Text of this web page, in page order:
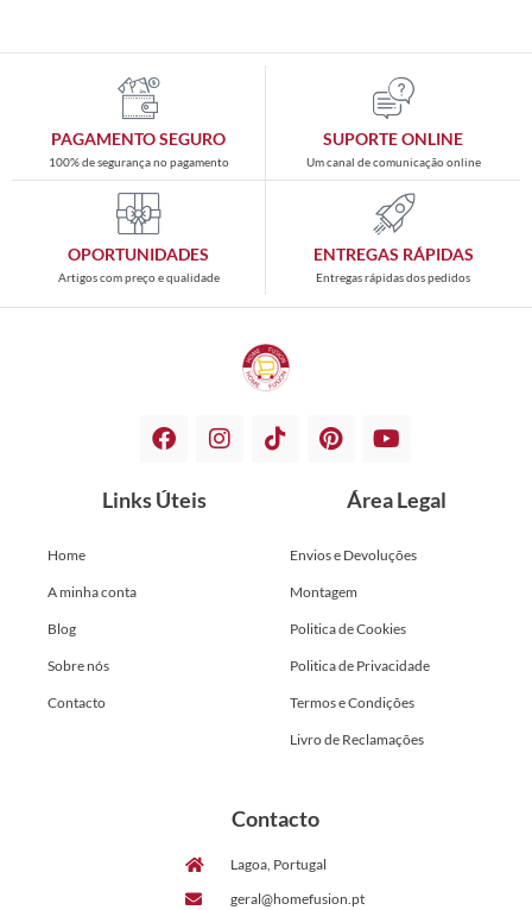
PAGAMENTO SEGURO
100% de segurança no pagamento
SUPORTE ONLINE
Um canal de comunicação online
OPORTUNIDADES
Artigos com preço e qualidade
ENTREGAS RÁPIDAS
Entregas rápidas dos pedidos
Links Úteis
Home
A minha conta
Blog
Sobre nós
Contacto
Área Legal
Envios e Devoluções
Montagem
Politica de Cookies
Politica de Privacidade
Termos e Condições
Livro de Reclamações
Contacto
Lagoa, Portugal
geral@homefusion.pt